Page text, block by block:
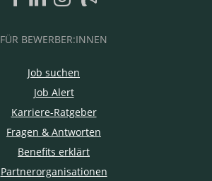
FÜR BEWERBER:INNEN
Job suchen
Job Alert
Karriere-Ratgeber
Fragen & Antworten
Benefits erklärt
Partnerorganisationen